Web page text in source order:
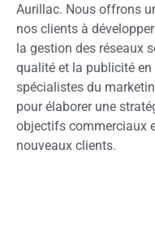
Aurillac. Nous offrons
nos clients à
la gestion des réseaux
qualité et la publicité
spécialistes du
pour élaborer une
objectifs commerciaux
nouveaux clients.